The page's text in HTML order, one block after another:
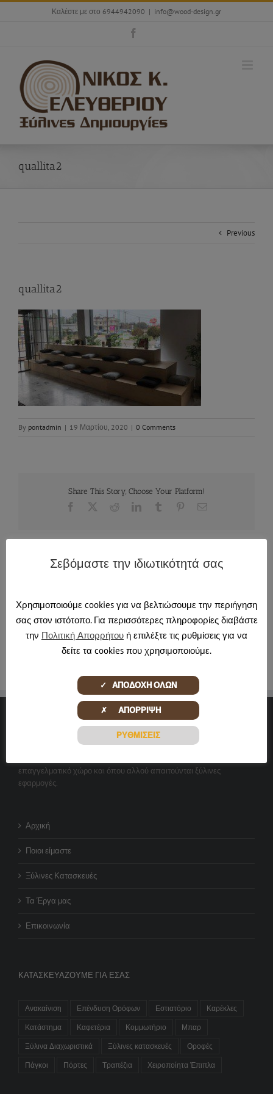
Skip
Καλέστε με στο 6944942090 | info@wood-design.gr
quallita2
Previous
quallita2
By pontadmin | 19 Μαρτίου, 2020 | 0 Comments
Share This Story, Choose Your Platform!
Facebook RedditLinkedInTumblr PinterestEmail
ΞΎΛΙΝΕΣ ΔΗΜΙΟΥΡΓΊΕΣ
επαγγελματικό χώρο και όπου αλλού απαιτούνται ξύλινες
εφαρμογές.
Αρχική
Ποιοι είμαστε
Ξύλινες Κατασκευές
Τα Έργα μας
Επικοινωνία
ΚΑΤΑΣΚΕΥΆΖΟΥΜΕ ΓΙΑ ΕΣΆΣ
Ανακαίνιση Επένδυση Ορόφων Εστιατόριο Καρέκλες
Κατάστημα Καφετέρια Κομμωτήριο Μπαρ
Ξύλινα Διαχωριστικά Ξύλινες κατασκευές Οροφές
Πάγκοι Πόρτες Τραπέζια Χειροποίητα Έπιπλα
Σεβόμαστε την ιδιωτικότητά σας
Χρησιμοποιούμε cookies για να βελτιώσουμε την περιήγηση
σας στον ιστότοπο. Για περισσότερες πληροφορίες διαβάστε
την Πολιτική Απορρήτου ή επιλέξτε τις ρυθμίσεις για να
δείτε τα cookies που χρησιμοποιούμε.
ΡΥΘΜΙΣΕΙΣ
✓ ΑΠΟΔΟΧΗ ΟΛΩΝ
✗ ΑΠΟΡΡΙΨΗ